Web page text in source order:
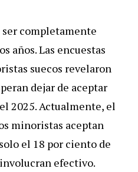
ser completamente
años. Las encuestas
suecos revelaron
dejar de aceptar
2025. Actualmente, el
minoristas aceptan
el 18 por ciento de
efectivo.